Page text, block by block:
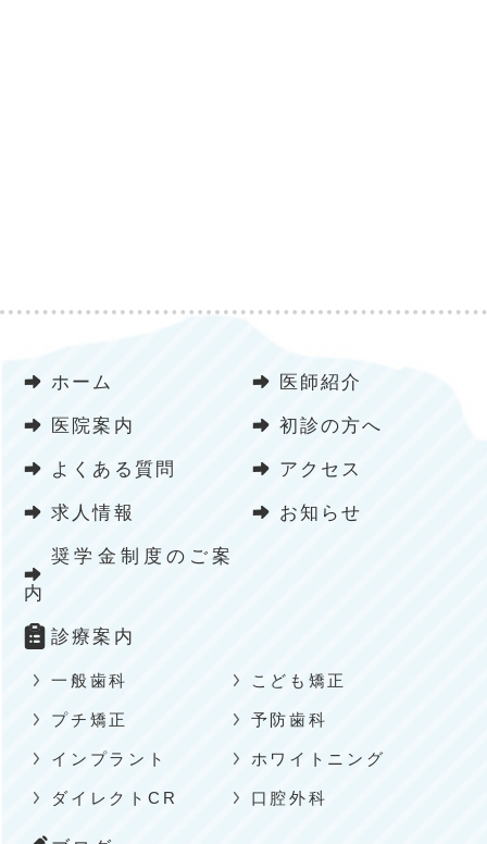
ホーム 医師紹介
医院案内 初診の方へ
よくある質問 アクセス
求人情報 お知らせ
奨学金制度のご案
内
診療案内
一般歯科 こども矯正
プチ矯正 予防歯科
インプラント ホワイトニング
ダイレクトCR 口腔外科